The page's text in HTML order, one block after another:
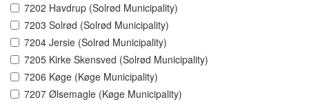
7202 Havdrup (Solrød Municipality)
7203 Solrød (Solrød Municipality)
7204 Jersie (Solrød Municipality)
7205 Kirke Skensved (Solrød Municipality)
7206 Køge (Køge Municipality)
7207 Ølsemagle (Køge Municipality)